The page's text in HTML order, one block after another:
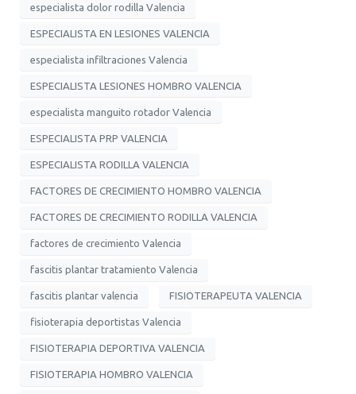
especialista dolor rodilla Valencia
ESPECIALISTA EN LESIONES VALENCIA
especialista infiltraciones Valencia
ESPECIALISTA LESIONES HOMBRO VALENCIA
especialista manguito rotador Valencia
ESPECIALISTA PRP VALENCIA
ESPECIALISTA RODILLA VALENCIA
FACTORES DE CRECIMIENTO HOMBRO VALENCIA
FACTORES DE CRECIMIENTO RODILLA VALENCIA
factores de crecimiento Valencia
fascitis plantar tratamiento Valencia
fascitis plantar valencia FISIOTERAPEUTA VALENCIA
fisioterapia deportistas Valencia
FISIOTERAPIA DEPORTIVA VALENCIA
FISIOTERAPIA HOMBRO VALENCIA